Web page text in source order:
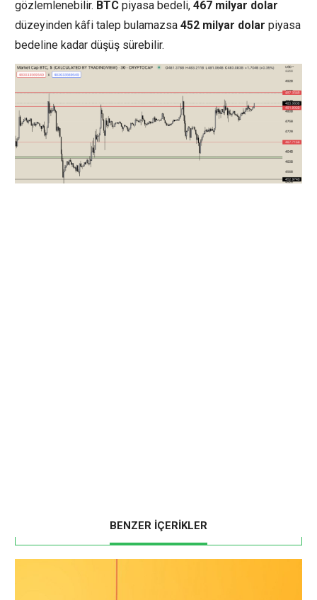
gözlemlenebilir. BTC piyasa bedeli, 467 milyar dolar
düzeyinden kâfi talep bulamazsa 452 milyar dolar piyasa
bedeline kadar düşüş sürebilir.
BENZER İÇERİKLER